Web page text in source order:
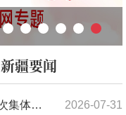
开局“
新疆要闻
2026-07-31
习近平在中共中央政治局第二十七次集体学习时强调 强化政治引领 深化创新发展 高质量推进国防和军队现代化